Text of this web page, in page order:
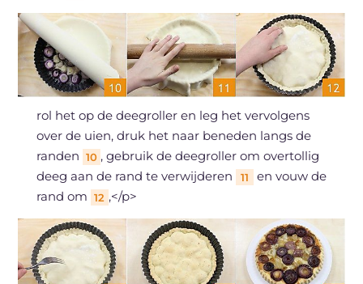
rol het op de deegroller en leg het vervolgens
over de uien, druk het naar beneden langs de
randen 10 , gebruik de deegroller om overtollig
deeg aan de rand te verwijderen
11
en vouw de
rand om 12 ,</p>